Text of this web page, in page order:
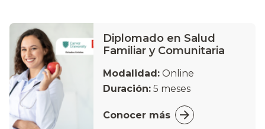
Diplomado en Salud
Familiar y Comunitaria
Modalidad: Online
Duración: 5 meses
Conocer más